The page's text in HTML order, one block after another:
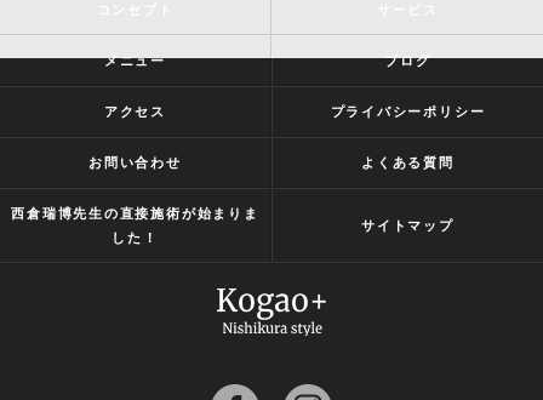
メニュー ブログ
アクセス プライバシーポリシー
お問い合わせ よくある質問
西倉瑞博先生の直接施術が始まりま
した！
サイトマップ